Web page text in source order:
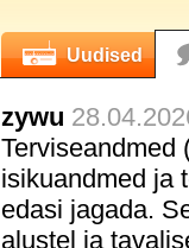
Uudised
zywu
Terviseandmed
isikuandmed ja
edasi jagada.
alustel ja